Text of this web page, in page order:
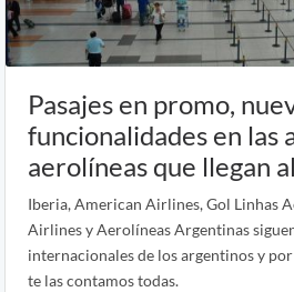
Pasajes en promo,
funcionalidades en las
aerolíneas que llegan
Iberia, American Airlines, Gol Linhas
Airlines y Aerolíneas Argentinas
internacionales de los argentinos y
te las contamos todas.